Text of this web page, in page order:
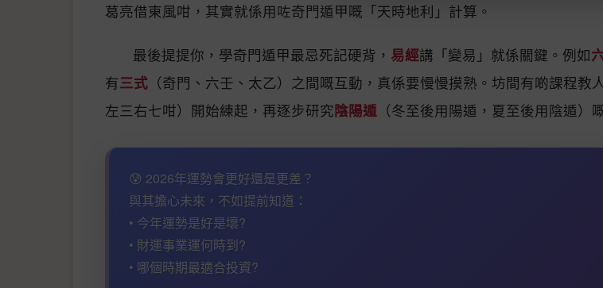
葛亮借東風咁，其實就係用咗奇門遁甲嘅「天時地利」計算。
最後提提你，學奇門遁甲最忌死記硬背， 易經講「變易」就係關鍵。例如
有三式 （奇門、六壬、太乙）之間嘅互動，真係要慢慢摸熟。坊間有啲課程教
左三右七咁）開始練起，再逐步研究陰陽遁 （冬至後用陽遁，夏至後用陰遁）
😰 2026年運勢會更好還是更差？
與其擔心未來，不如提前知道：
• 今年運勢是好是壞?
• 財運事業運何時到?
• 哪個時期最適合投資?